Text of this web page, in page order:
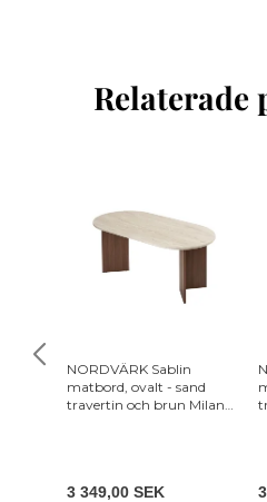
NORDVÄRK Sablin
matbord, ovalt - sand
travertin och brun Milano
3 349,00 SEK